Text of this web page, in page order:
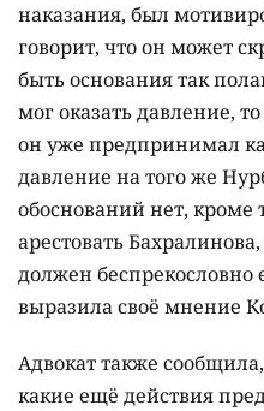
наказания, был
говорит, что он может
быть основания так
мог оказать давление,
он уже предпринимал
давление на того же
обоснований нет, кроме
арестовать
должен беспрекословно
выразила своё мнение
Адвокат также
какие ещё действия